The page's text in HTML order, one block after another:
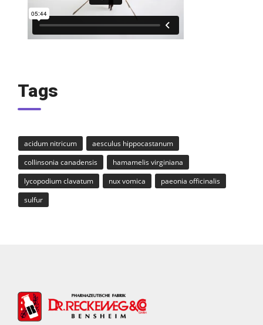
Tags
acidum nitricum
aesculus hippocastanum
collinsonia canadensis
hamamelis virginiana
lycopodium clavatum
nux vomica
paeonia officinalis
sulfur